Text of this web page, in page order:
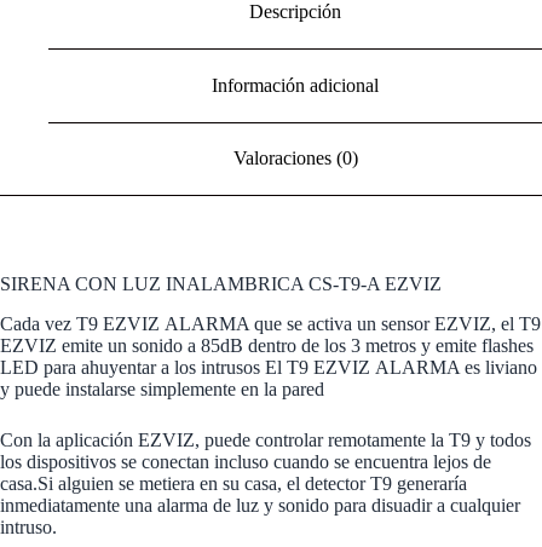
Descripción
Información adicional
Valoraciones (0)
SIRENA CON LUZ INALAMBRICA CS-T9-A EZVIZ
Cada vez T9 EZVIZ ALARMA que se activa un sensor EZVIZ, el T9
EZVIZ emite un sonido a 85dB dentro de los 3 metros y emite flashes
LED para ahuyentar a los intrusos El T9 EZVIZ ALARMA es liviano
y puede instalarse simplemente en la pared
Con la aplicación EZVIZ, puede controlar remotamente la T9 y todos
los dispositivos se conectan incluso cuando se encuentra lejos de
casa.Si alguien se metiera en su casa, el detector T9 generaría
inmediatamente una alarma de luz y sonido para disuadir a cualquier
intruso.